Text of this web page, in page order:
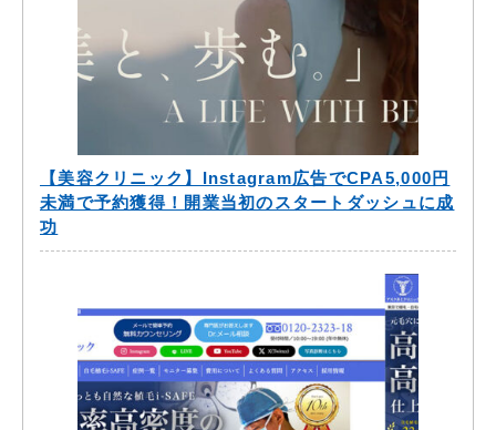
【美容クリニック】Instagram広告でCPA5,000円
未満で予約獲得！開業当初のスタートダッシュに成
功